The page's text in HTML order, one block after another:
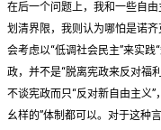
在后一个问题上，我和一些自
划清界限，我则认为哪怕是诺
会考虑以“低调社会民主”来实
政，并不是“脱离宪政来反对福
不谈宪政而只“反对新自由主义
幺样的”体制都可以。对于这种